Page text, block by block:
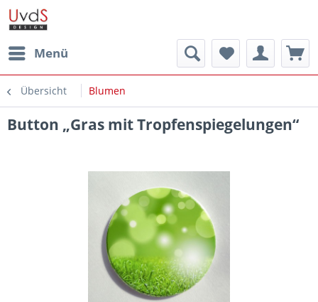
Menü
Übersicht Blumen
Button „Gras mit Tropfenspiegelungen“